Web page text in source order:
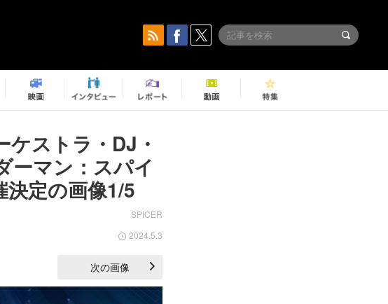
ストラ・DJ・
マン：スパイ
決定の画像1/5
SPICER
2024.5.3
次の画像